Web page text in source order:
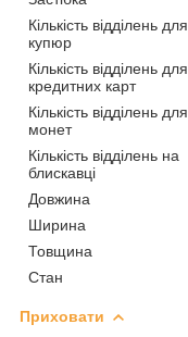
Кількість відділень для
купюр
Кількість відділень для
кредитних карт
Кількість відділень для
монет
Кількість відділень на
блискавці
Довжина
Ширина
Товщина
Стан
Приховати